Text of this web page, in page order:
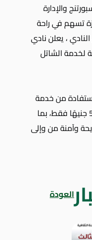
والإدارة
تسهم في راحة
، يعلن نادي
لخدمة الشاتل
من خدمة
الشاتل باص طوال اليوم مقابل 50 جنيهًا فقط، بما
وآمنة من وإلى
العودة